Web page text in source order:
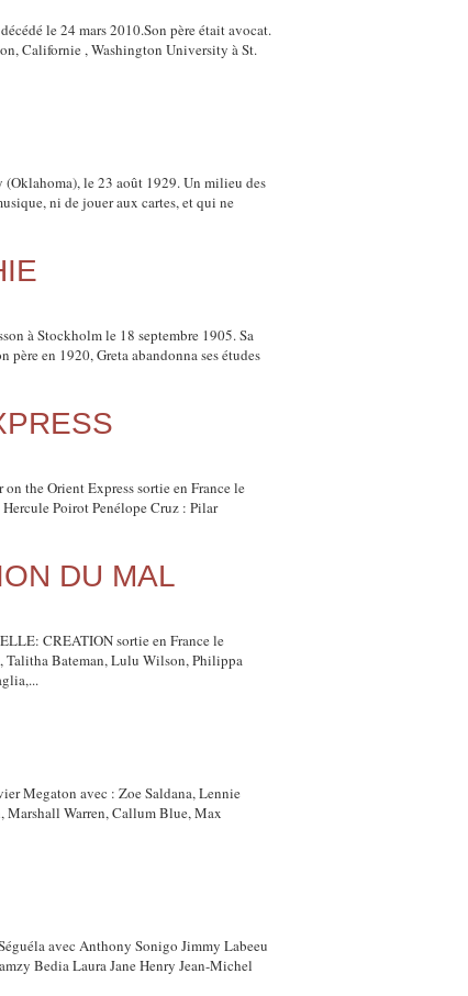
le 24 mars 2010.Son père était avocat.
Californie , Washington University à St.
(Oklahoma), le 23 août 1929. Un milieu des
ni de jouer aux cartes, et qui ne
à Stockholm le 18 septembre 1905. Sa
en 1920, Greta abandonna ses études
the Orient Express sortie en France le
Poirot Penélope Cruz : Pilar
DU MAL
CREATION sortie en France le
Talitha Bateman, Lulu Wilson, Philippa
Megaton avec : Zoe Saldana, Lennie
Marshall Warren, Callum Blue, Max
avec Anthony Sonigo Jimmy Labeeu
Bedia Laura Jane Henry Jean-Michel